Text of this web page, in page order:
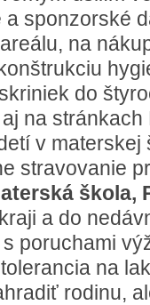
sponzorské
na
do
na
v
stravovanie
škola,
a do
poruchami
na
rodinu,